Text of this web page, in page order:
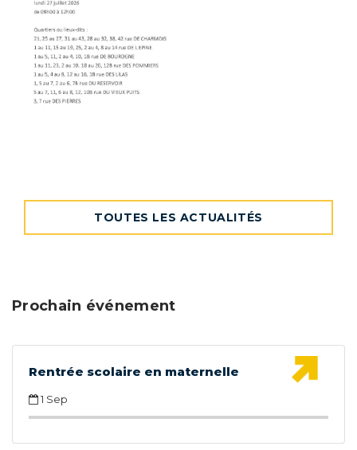
TOUTES LES ACTUALITÉS
Prochain événement
Rentrée scolaire en maternelle
1 Sep